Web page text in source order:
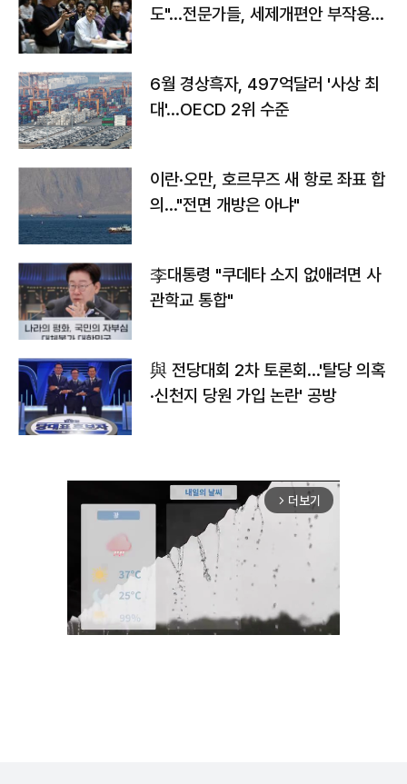
도"…전문가들, 세제개편안 부작용
6월 경상흑자, 497억달러 '사상 최
대'…OECD 2위 수준
이란·오만, 호르무즈 새 항로 좌표 합
의…"전면 개방은 아냐"
李대통령 "쿠데타 소지 없애려면 사
관학교 통합"
與 전당대회 2차 토론회…'탈당 의혹
·신천지 당원 가입 논란' 공방
arrow_forward_ios 더보기